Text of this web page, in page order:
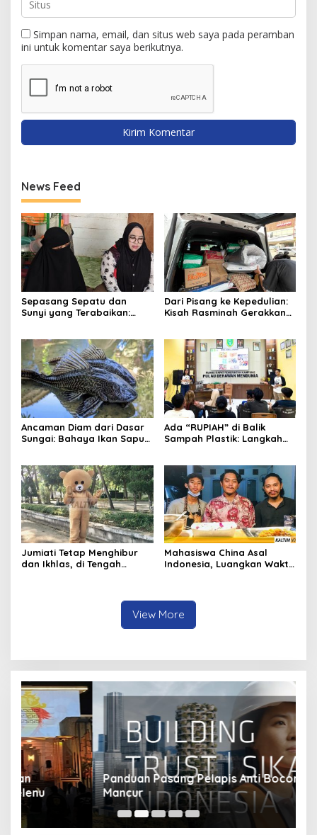
Simpan nama, email, dan situs web saya pada peramban
ini untuk komentar saya berikutnya.
News Feed
Sepasang Sepatu dan
Sunyi yang Terabaikan:
Lama Dibiarkan
Dari Pisang ke Kepedulian:
Kisah Rasminah Gerakkan
Ancaman Diam dari Dasar
Sungai: Bahaya Ikan Sapu-
Ada “RUPIAH” di Balik
Sampah Plastik: Langkah
Laut
Jumiati Tetap Menghibur
dan Ikhlas, di Tengah
Mahasiswa China Asal
Indonesia, Luangkan Waktu
View More
Panduan Pasang Pelapis Anti Bocor Kolam Air
Mancur